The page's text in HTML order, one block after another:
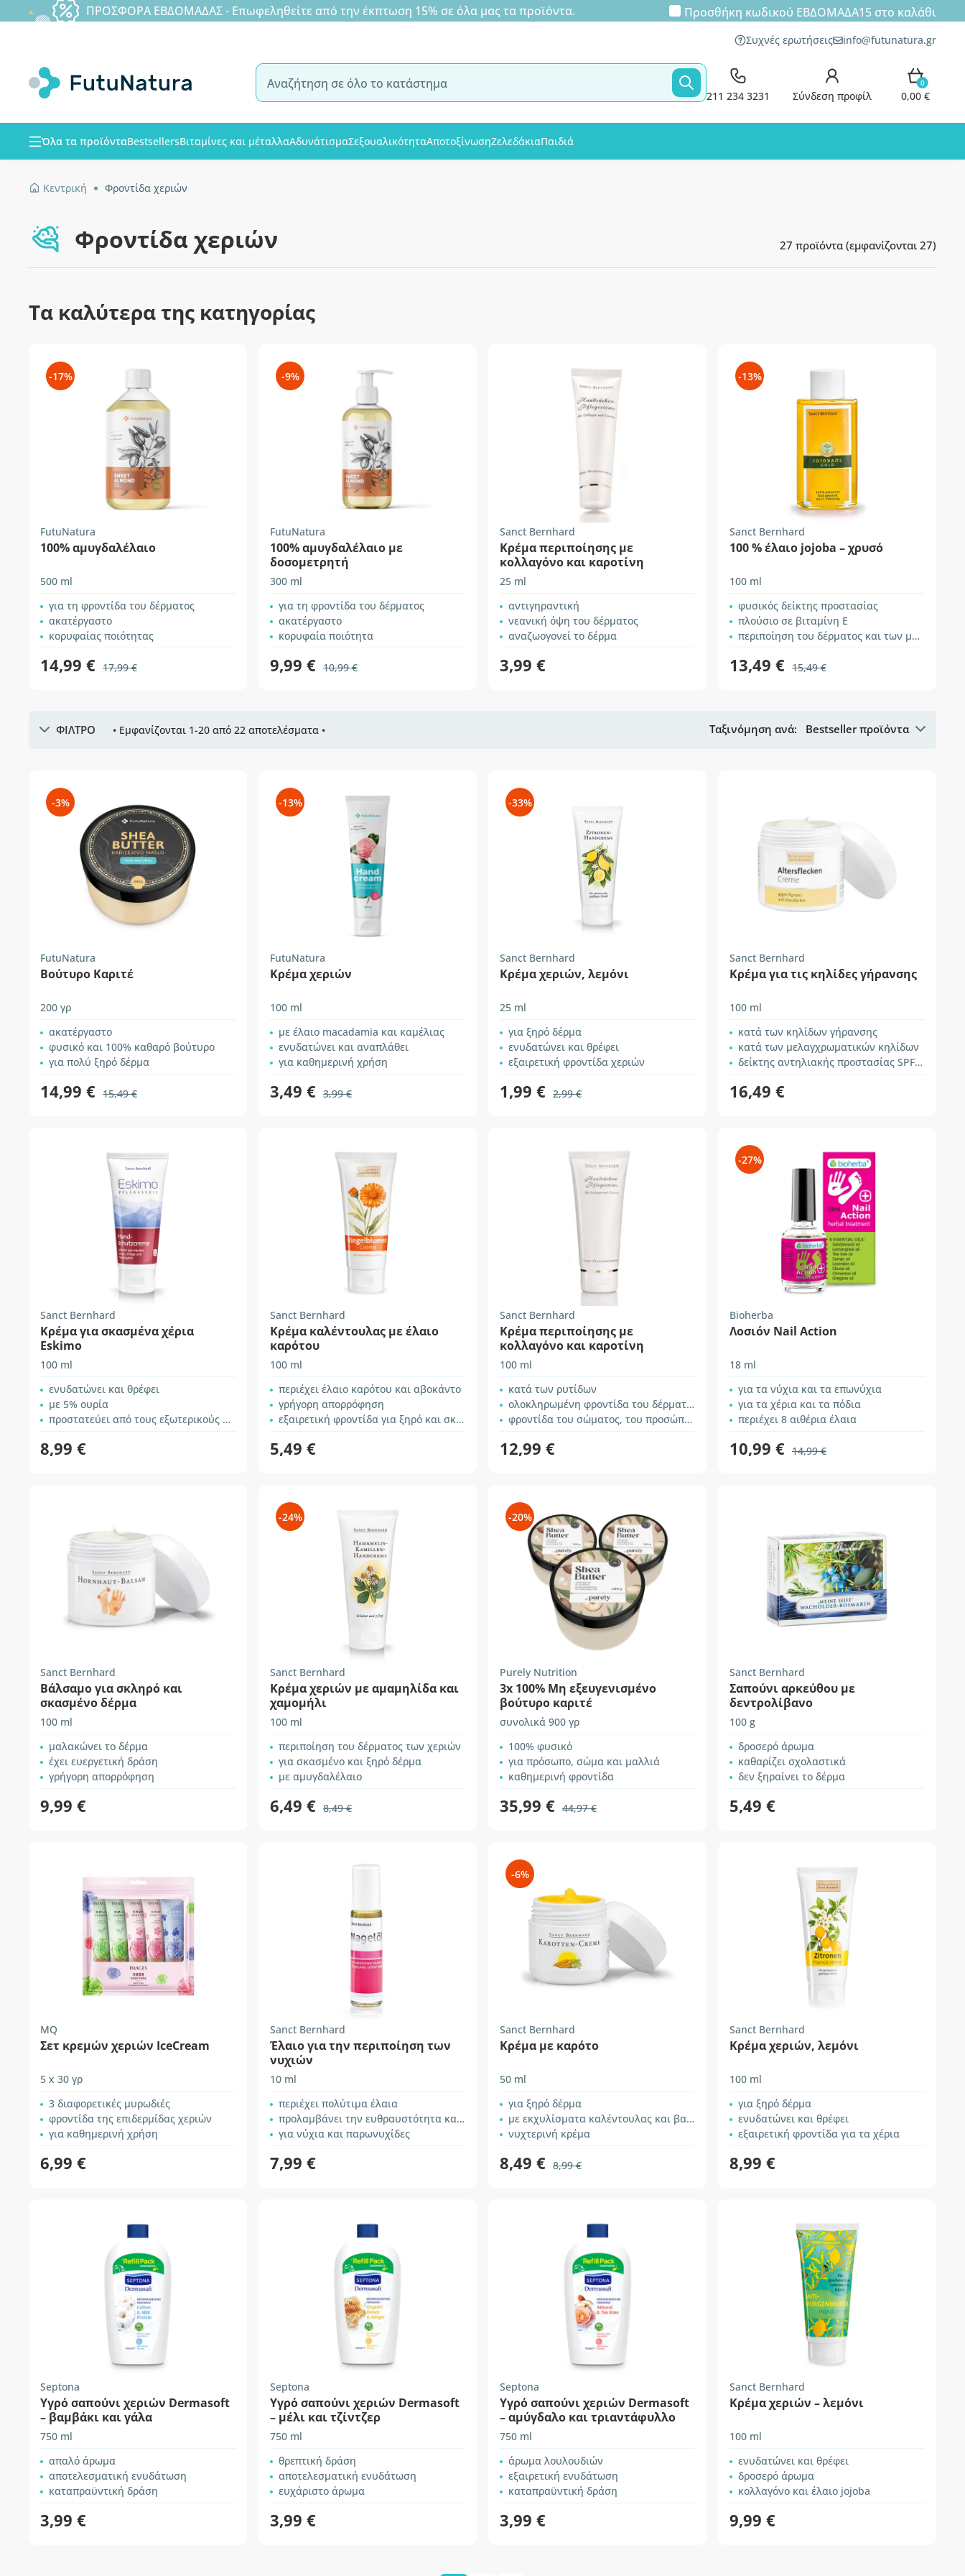
ΠΡΟΣΦΟΡΑ ΕΒΔΟΜΑΔΑΣ - Επωφεληθείτε από την έκπτωση 15% σε όλα μας τα προϊόντα. Προσθήκη κωδικού ΕΒΔΟΜΑΔΑ15στο καλάθι
Συχνές ερωτήσεις info@futunatura.gr
211 234 3231 Σύνδεση προφίλ
0
0,00 €
Όλα τα προϊόνταBestsellersΒιταμίνες και μέταλλαΑδυνάτισμαΣεξουαλικότηταΑποτοξίνωσηΖελεδάκιαΠαιδιά
Κεντρική Φροντίδα χεριών
Φροντίδα χεριών 27 προϊόντα (εμφανίζονται 27)
Τα καλύτερα της κατηγορίας
-17%
FutuNatura
100% αμυγδαλέλαιο
500 ml
για τη φροντίδα του δέρματος
ακατέργαστο
κορυφαίας ποιότητας
14,99 € 17,99 €
-9%
FutuNatura
100% αμυγδαλέλαιο με
δοσομετρητή
300 ml
για τη φροντίδα του δέρματος
ακατέργαστο
κορυφαία ποιότητα
9,99 € 10,99 €
Sanct Bernhard
Κρέμα περιποίησης με
κολλαγόνο και καροτίνη
25 ml
αντιγηραντική
νεανική όψη του δέρματος
αναζωογονεί το δέρμα
3,99 €
-13%
Sanct Bernhard
100 % έλαιο jojoba – χρυσό
100 ml
φυσικός δείκτης προστασίας
πλούσιο σε βιταμίνη Ε
περιποίηση του δέρματος και των μαλλιών
13,49 € 15,49 €
ΦΙΛΤΡΟ • Εμφανίζονται 1-20 από 22 αποτελέσματα • Ταξινόμηση ανά: Bestseller προϊόντα
-3%
FutuNatura
Βούτυρο Καριτέ
200 γρ
ακατέργαστο
φυσικό και 100% καθαρό βούτυρο
για πολύ ξηρό δέρμα
14,99 € 15,49 €
-13%
FutuNatura
Κρέμα χεριών
100 ml
με έλαιο macadamia και καμέλιας
ενυδατώνει και αναπλάθει
για καθημερινή χρήση
3,49 € 3,99 €
-33%
Sanct Bernhard
Κρέμα χεριών, λεμόνι
25 ml
για ξηρό δέρμα
ενυδατώνει και θρέφει
εξαιρετική φροντίδα χεριών
1,99 € 2,99 €
Sanct Bernhard
Κρέμα για τις κηλίδες γήρανσης
100 ml
κατά των κηλίδων γήρανσης
κατά των μελαγχρωματικών κηλίδων
δείκτης αντηλιακής προστασίας SPF 10
16,49 €
Sanct Bernhard
Κρέμα για σκασμένα χέρια
Eskimo
100 ml
ενυδατώνει και θρέφει
με 5% ουρία
προστατεύει από τους εξωτερικούς παράγοντες
8,99 €
Sanct Bernhard
Κρέμα καλέντουλας με έλαιο
καρότου
100 ml
περιέχει έλαιο καρότου και αβοκάντο
γρήγορη απορρόφηση
εξαιρετική φροντίδα για ξηρό και σκασμένο δέρμα
5,49 €
Sanct Bernhard
Κρέμα περιποίησης με
κολλαγόνο και καροτίνη
100 ml
κατά των ρυτίδων
ολοκληρωμένη φροντίδα του δέρματος
φροντίδα του σώματος, του προσώπου, των χεριών και των νυχιών
12,99 €
-27%
Bioherba
Λοσιόν Nail Action
18 ml
για τα νύχια και τα επωνύχια
για τα χέρια και τα πόδια
περιέχει 8 αιθέρια έλαια
10,99 € 14,99 €
Sanct Bernhard
Βάλσαμο για σκληρό και
σκασμένο δέρμα
100 ml
μαλακώνει το δέρμα
έχει ευεργετική δράση
γρήγορη απορρόφηση
9,99 €
-24%
Sanct Bernhard
Κρέμα χεριών με αμαμηλίδα και
χαμομήλι
100 ml
περιποίηση του δέρματος των χεριών
για σκασμένο και ξηρό δέρμα
με αμυγδαλέλαιο
6,49 € 8,49 €
-20%
Purely Nutrition
3x 100% Mη εξευγενισμένο
βούτυρο καριτέ
συνολικά 900 γρ
100% φυσικό
για πρόσωπο, σώμα και μαλλιά
καθημερινή φροντίδα
35,99 € 44,97 €
Sanct Bernhard
Σαπούνι αρκεύθου με
δεντρολίβανο
100 g
δροσερό άρωμα
καθαρίζει σχολαστικά
δεν ξηραίνει το δέρμα
5,49 €
MQ
Σετ κρεμών χεριών IceCream
5 x 30 γρ
3 διαφορετικές μυρωδιές
φροντίδα της επιδερμίδας χεριών
για καθημερινή χρήση
6,99 €
Sanct Bernhard
Έλαιο για την περιποίηση των
νυχιών
10 ml
περιέχει πολύτιμα έλαια
προλαμβάνει την ευθραυστότητα και το σπάσιμο των νυχιών,
για νύχια και παρωνυχίδες
7,99 €
-6%
Sanct Bernhard
Κρέμα με καρότο
50 ml
για ξηρό δέρμα
με εκχυλίσματα καλέντουλας και βαλσαμόχορτου
νυχτερινή κρέμα
8,49 € 8,99 €
Sanct Bernhard
Κρέμα χεριών, λεμόνι
100 ml
για ξηρό δέρμα
ενυδατώνει και θρέφει
εξαιρετική φροντίδα για τα χέρια
8,99 €
Septona
Υγρό σαπούνι χεριών Dermasoft
– βαμβάκι και γάλα
750 ml
απαλό άρωμα
αποτελεσματική ενυδάτωση
καταπραϋντική δράση
3,99 €
Septona
Υγρό σαπούνι χεριών Dermasoft
– μέλι και τζίντζερ
750 ml
θρεπτική δράση
αποτελεσματική ενυδάτωση
ευχάριστο άρωμα
3,99 €
Septona
Υγρό σαπούνι χεριών Dermasoft
– αμύγδαλο και τριαντάφυλλο
750 ml
άρωμα λουλουδιών
εξαιρετική ενυδάτωση
καταπραϋντική δράση
3,99 €
Sanct Bernhard
Κρέμα χεριών – λεμόνι
100 ml
ενυδατώνει και θρέφει
δροσερό άρωμα
κολλαγόνο και έλαιο jojoba
9,99 €